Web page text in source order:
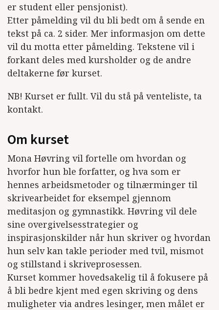
er student eller pensjonist).
Etter påmelding vil du bli bedt om å sende en
tekst på ca. 2 sider. Mer informasjon om dette
vil du motta etter påmelding. Tekstene vil i
forkant deles med kursholder og de andre
deltakerne før kurset.
NB! Kurset er fullt. Vil du stå på venteliste, ta
kontakt.
Om kurset
Mona Høvring vil fortelle om hvordan og
hvorfor hun ble forfatter, og hva som er
hennes arbeidsmetoder og tilnærminger til
skrivearbeidet for eksempel gjennom
meditasjon og gymnastikk. Høvring vil dele
sine overgivelsesstrategier og
inspirasjonskilder når hun skriver og hvordan
hun selv kan takle perioder med tvil, mismot
og stillstand i skriveprosessen.
Kurset kommer hovedsakelig til å fokusere på
å bli bedre kjent med egen skriving og dens
muligheter via andres lesinger, men målet er